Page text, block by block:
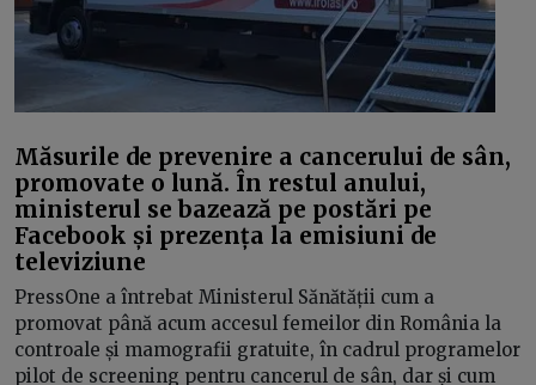
Măsurile de prevenire a cancerului de sân,
promovate o lună. În restul anului,
ministerul se bazează pe postări pe
Facebook și prezența la emisiuni de
televiziune
PressOne a întrebat Ministerul Sănătății cum a
promovat până acum accesul femeilor din România la
controale și mamografii gratuite, în cadrul programelor
pilot de screening pentru cancerul de sân, dar și cum